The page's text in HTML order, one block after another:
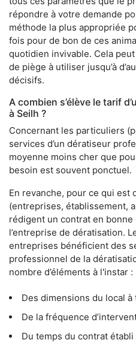
répondre à votre demande
méthode la plus appropriée
fois pour de bon de ces
quotidien invivable. Cela
de piège à utiliser jusqu’à
décisifs.
A combien s’élève le tarif
à Seilh ?
Concernant les particuliers
services d’un dératiseur
moyenne moins cher que
besoin est souvent ponctuel.
En revanche, pour ce qui est
(entreprises, établissement,
rédigent un contrat en
l’entreprise de dératisation.
entreprises bénéficient des
professionnel de la
nombre d’éléments à l'instar :
Des dimensions du local à
De la fréquence
Du temps du contrat